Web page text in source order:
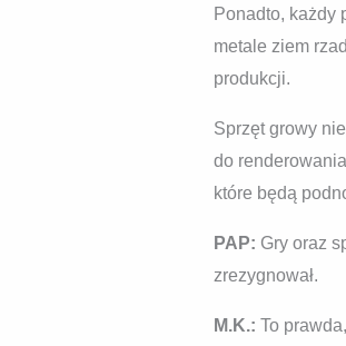
Ponadto, każdy
metale ziem
produkcji.
Sprzęt growy
do
które będą
PAP: Gry oraz
zrezygnował.
M.K.: To